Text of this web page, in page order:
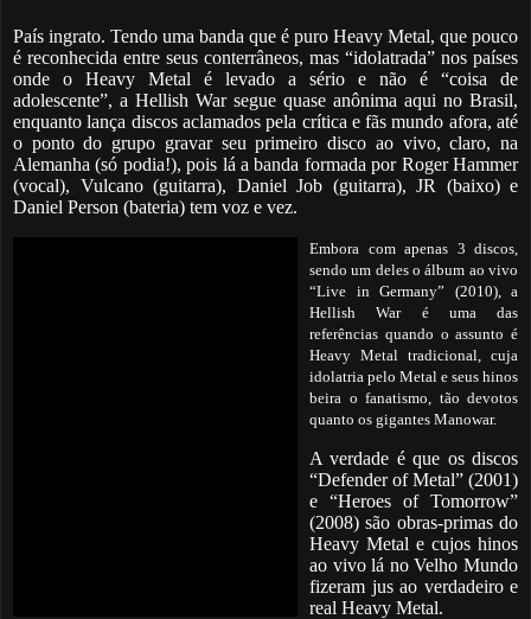
País ingrato. Tendo uma banda que é puro Heavy Metal, que pouco
é reconhecida entre seus conterrâneos, mas “idolatrada” nos países
onde o Heavy Metal é levado a sério e não é “coisa de
adolescente”, a Hellish War segue quase anônima aqui no Brasil,
enquanto lança discos aclamados pela crítica e fãs mundo afora, até
o ponto do grupo gravar seu primeiro disco ao vivo, claro, na
Alemanha (só podia!), pois lá a banda formada por Roger Hammer
(vocal), Vulcano (guitarra), Daniel Job (guitarra), JR (baixo) e
Daniel Person (bateria) tem voz e vez.
Embora com apenas 3 discos,
sendo um deles o álbum ao vivo
“Live in Germany” (2010), a
Hellish War é uma das
referências quando o assunto é
Heavy Metal tradicional, cuja
idolatria pelo Metal e seus hinos
beira o fanatismo, tão devotos
quanto os gigantes Manowar.
A verdade é que os discos
“Defender of Metal” (2001)
e “Heroes of Tomorrow”
(2008) são obras-primas do
Heavy Metal e cujos hinos
ao vivo lá no Velho Mundo
fizeram jus ao verdadeiro e
real Heavy Metal.